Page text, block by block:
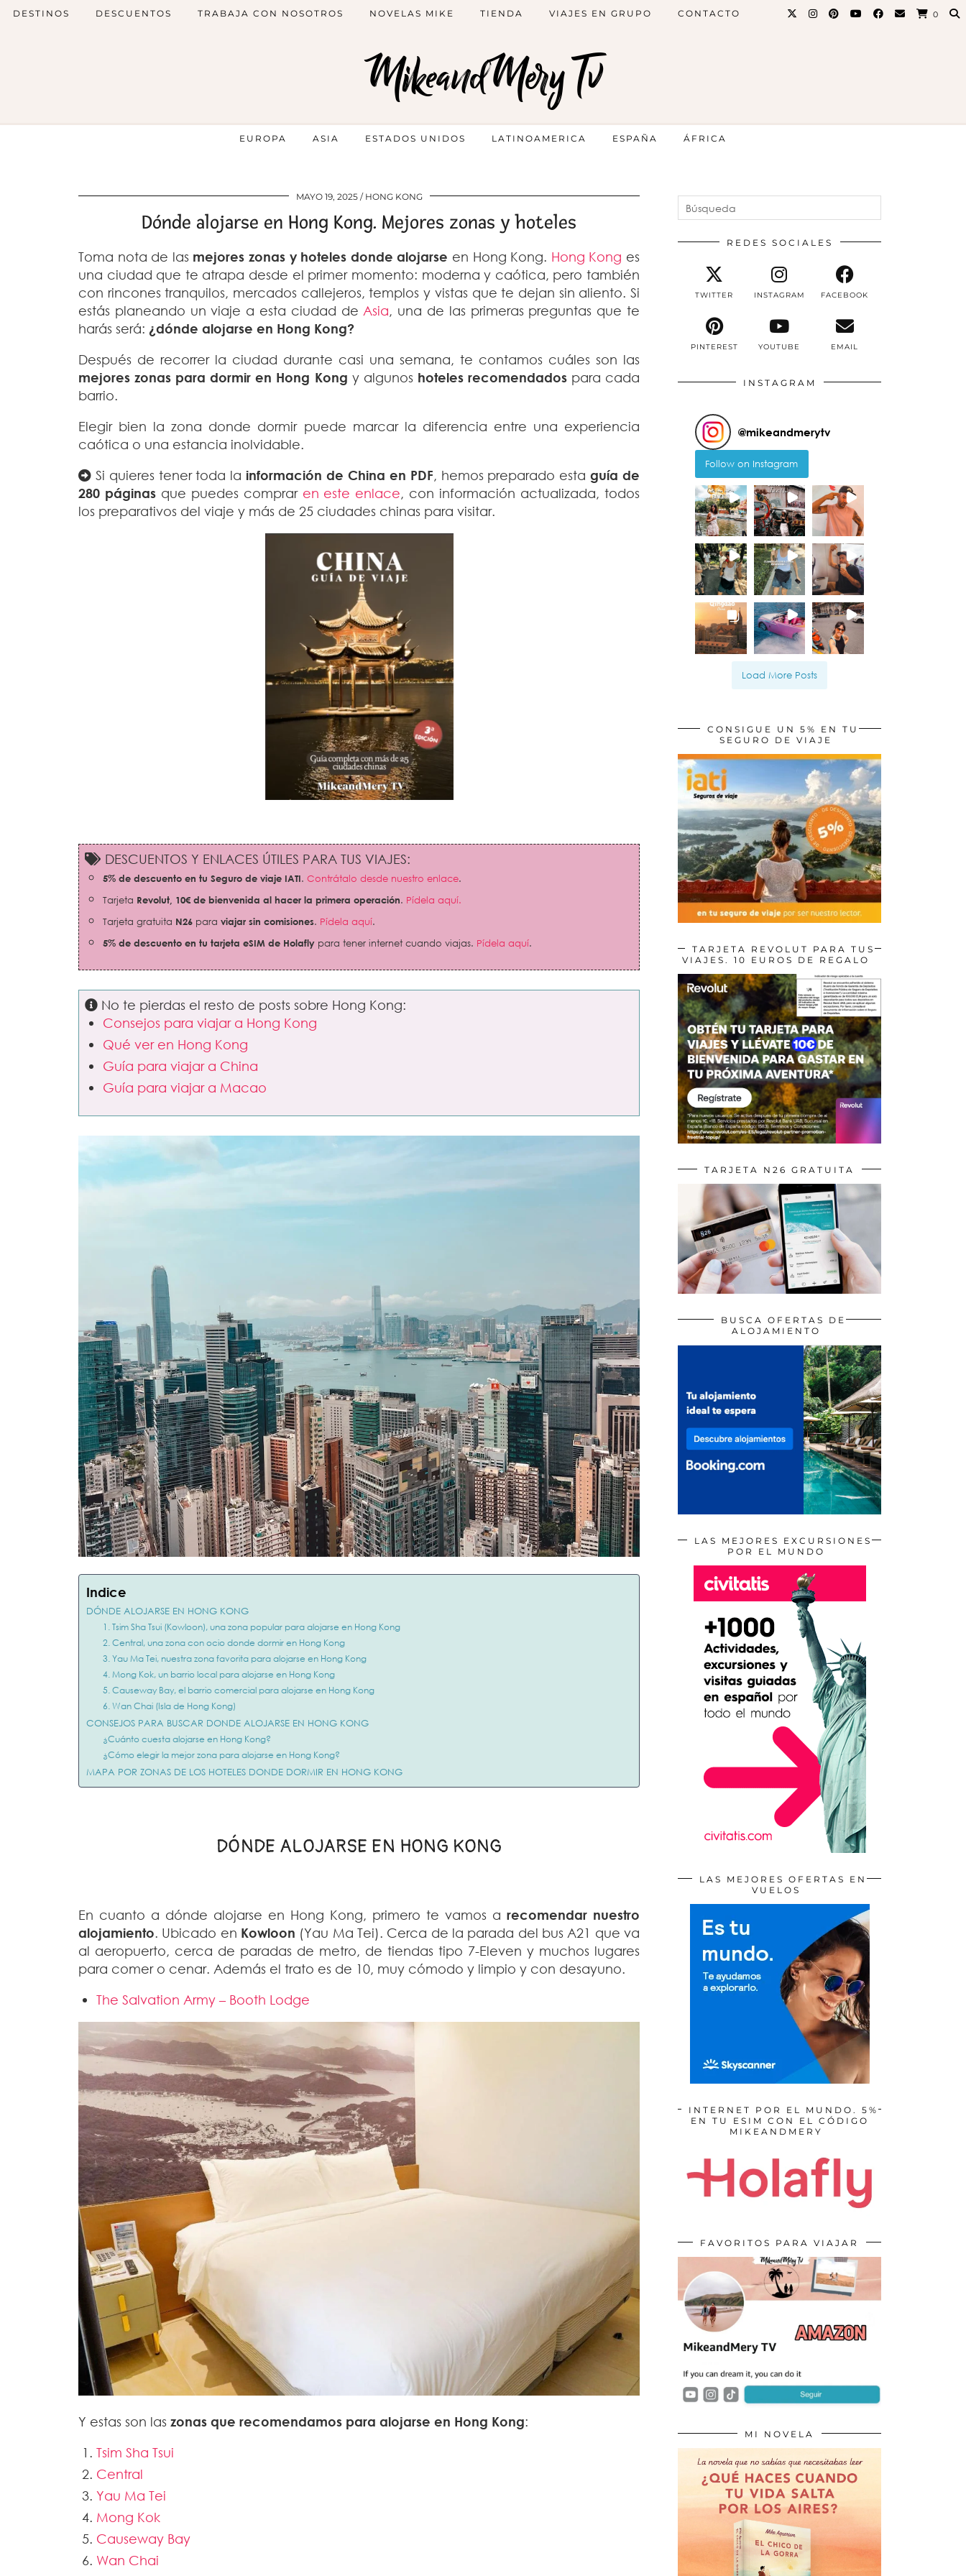
MikeandMery Tv
DESTINOS DESCUENTOS TRABAJA CON NOSOTROS NOVELAS MIKE TIENDA VIAJES EN GRUPO CONTACTO 0
EUROPA ASIA ESTADOS UNIDOS LATINOAMERICA ESPAÑA ÁFRICA
MAYO 19, 2025 HONG KONG
Dónde alojarse en Hong Kong. Mejores zonas y hoteles
Toma nota de las mejores zonas y hoteles donde alojarse en Hong Kong. Hong Kong es
una ciudad que te atrapa desde el primer momento: moderna y caótica, pero también
con rincones tranquilos, mercados callejeros, templos y vistas que te dejan sin aliento. Si
estás planeando un viaje a esta ciudad de Asia, una de las primeras preguntas que te
harás será: ¿dónde alojarse en Hong Kong?
Después de recorrer la ciudad durante casi una semana, te contamos cuáles son las
mejores zonas para dormir en Hong Kong y algunos hoteles recomendadospara cada
barrio.
Elegir bien la zona donde dormir puede marcar la diferencia entre una experiencia
caótica o una estancia inolvidable.
Si quieres tener toda lainformación de China en PDF, hemos preparado estaguía de
280 páginasque puedes comprar en este enlace, con información actualizada, todos
los preparativos del viaje y más de 25 ciudades chinas para visitar.
DESCUENTOS Y ENLACES ÚTILES PARA TUS VIAJES:
5% de descuento en tu Seguro de viaje IATI. Contrátalo desde nuestro enlace.
Tarjeta Revolut, 10€ de bienvenida al hacer la primera operación. Pídela aquí.
Tarjeta gratuita N26 para viajar sin comisiones. Pídela aquí.
5% de descuento en tu tarjeta eSIM de Holafly para tener internet cuando viajas. Pídela aquí.
No te pierdas el resto de posts sobre Hong Kong:
Consejos para viajar a Hong Kong
Qué ver en Hong Kong
Guía para viajar a China
Guía para viajar a Macao
Indice
DÓNDE ALOJARSE EN HONG KONG
1. Tsim Sha Tsui (Kowloon), una zona popular para alojarse en Hong Kong
2. Central, una zona con ocio donde dormir en Hong Kong
3. Yau Ma Tei, nuestra zona favorita para alojarse en Hong Kong
4. Mong Kok, un barrio local para alojarse en Hong Kong
5. Causeway Bay, el barrio comercial para alojarse en Hong Kong
6. Wan Chai (Isla de Hong Kong)
CONSEJOS PARA BUSCAR DONDE ALOJARSE EN HONG KONG
¿Cuánto cuesta alojarse en Hong Kong?
¿Cómo elegir la mejor zona para alojarse en Hong Kong?
MAPA POR ZONAS DE LOS HOTELES DONDE DORMIR EN HONG KONG
DÓNDE ALOJARSE EN HONG KONG
En cuanto a dónde alojarse en Hong Kong, primero te vamos a recomendar nuestro
alojamiento. Ubicado en Kowloon (Yau Ma Tei). Cerca de la parada del bus A21 que va
al aeropuerto, cerca de paradas de metro, de tiendas tipo 7-Eleven y muchos lugares
para comer o cenar. Además el trato es de 10, muy cómodo y limpio y con desayuno.
The Salvation Army – Booth Lodge
Y estas son las zonas que recomendamos para alojarse en Hong Kong:
Tsim Sha Tsui
Central
Yau Ma Tei
Mong Kok
Causeway Bay
Wan Chai
REDES SOCIALES
TWITTER INSTAGRAM FACEBOOK
PINTEREST YOUTUBE EMAIL
INSTAGRAM
@mikeandmerytv
Follow on Instagram
Load More Posts
CONSIGUE UN 5% EN TU
SEGURO DE VIAJE
TARJETA REVOLUT PARA TUS
VIAJES. 10 EUROS DE REGALO
TARJETA N26 GRATUITA
BUSCA OFERTAS DE
ALOJAMIENTO
LAS MEJORES EXCURSIONES
POR EL MUNDO
LAS MEJORES OFERTAS EN
VUELOS
INTERNET POR EL MUNDO. 5%
EN TU ESIM CON EL CÓDIGO
MIKEANDMERY
FAVORITOS PARA VIAJAR
MI NOVELA